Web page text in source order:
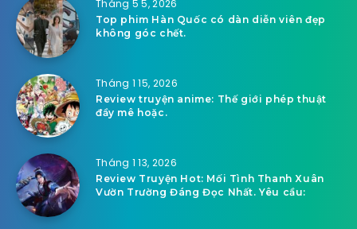
Tháng 5 5, 2026
Top phim Hàn Quốc có dàn diễn viên đẹp
không góc chết.
Tháng 1 15, 2026
Review truyện anime: Thế giới phép thuật
đầy mê hoặc.
Tháng 1 13, 2026
Review Truyện Hot: Mối Tình Thanh Xuân
Vườn Trường Đáng Đọc Nhất. Yêu cầu: